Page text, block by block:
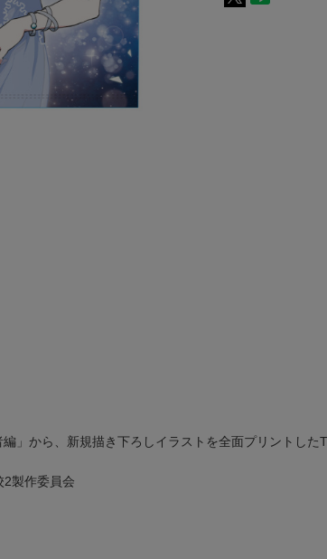
」から、新規描き下ろしイラストを全面プリントしたT
2製作委員会